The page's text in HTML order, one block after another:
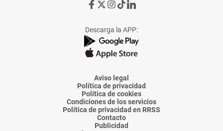
Ir
de
La
Voz
Almería
Ir
de
La
Voz
Almería
Ir
de
La
Voz
Almería
Ir
de
La
Voz
Almería
Ir
de
La
Voz
Descarga la APP:
Aviso legal
Política de privacidad
Política de cookies
Condiciones de los servicios
Política de privacidad en RRSS
Contacto
Publicidad